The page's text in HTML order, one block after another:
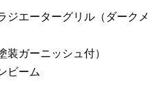
ジエーターグリル（ダークメ
装ガーニッシュ付）
ビーム